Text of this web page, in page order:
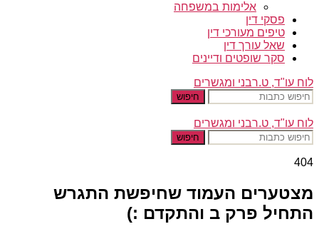
אלימות במשפחה
פסקי דין
טיפים מעורכי דין
שאל עורך דין
סקר שופטים ודיינים
לוח עו"ד, ט.רבני ומגשרים
חיפוש
לוח עו"ד, ט.רבני ומגשרים
חיפוש
404
מצטערים העמוד שחיפשת התגרש
התחיל פרק ב והתקדם :)